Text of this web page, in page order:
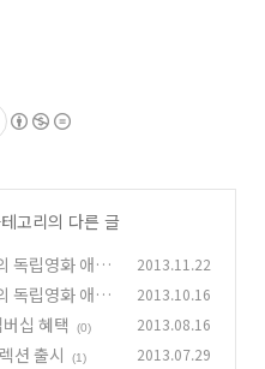
고리의 다른 글
독립영화 애인
2013.11.22
독립영화 애인
2013.10.16
십 혜택 (0) 2013.08.16
션 출시 (1) 2013.07.29